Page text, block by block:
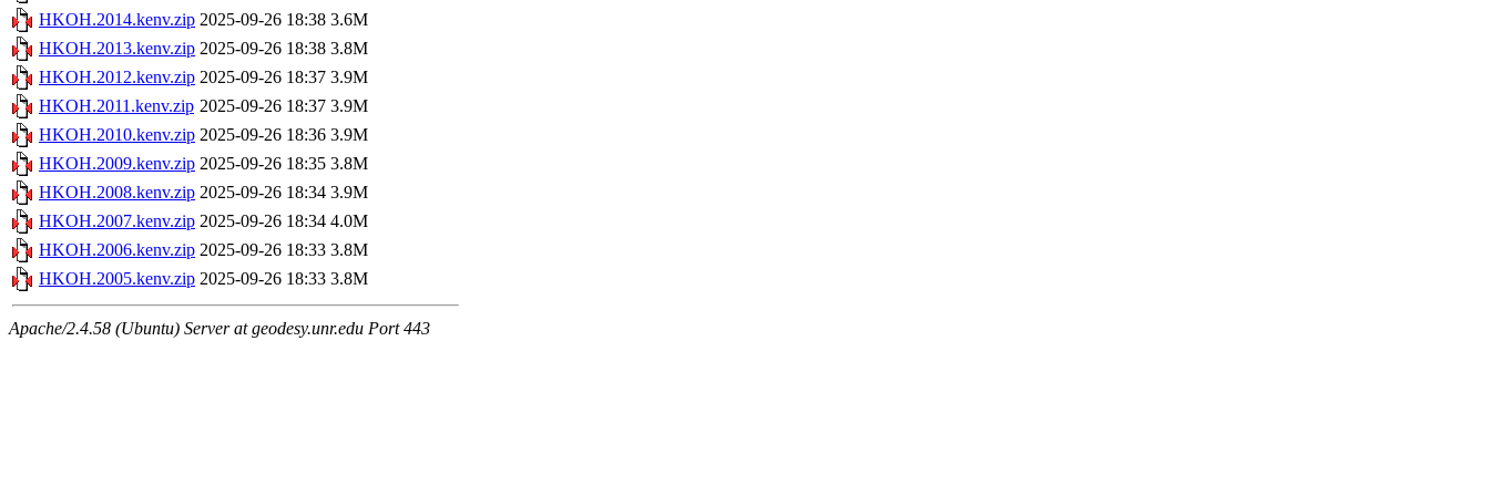
HKOH.2014.kenv.zip 2025-09-26 18:38 3.6M
HKOH.2013.kenv.zip 2025-09-26 18:38 3.8M
HKOH.2012.kenv.zip 2025-09-26 18:37 3.9M
HKOH.2011.kenv.zip 2025-09-26 18:37 3.9M
HKOH.2010.kenv.zip 2025-09-26 18:36 3.9M
HKOH.2009.kenv.zip 2025-09-26 18:35 3.8M
HKOH.2008.kenv.zip 2025-09-26 18:34 3.9M
HKOH.2007.kenv.zip 2025-09-26 18:34 4.0M
HKOH.2006.kenv.zip 2025-09-26 18:33 3.8M
HKOH.2005.kenv.zip 2025-09-26 18:33 3.8M
Apache/2.4.58 (Ubuntu) Server at geodesy.unr.edu Port 443